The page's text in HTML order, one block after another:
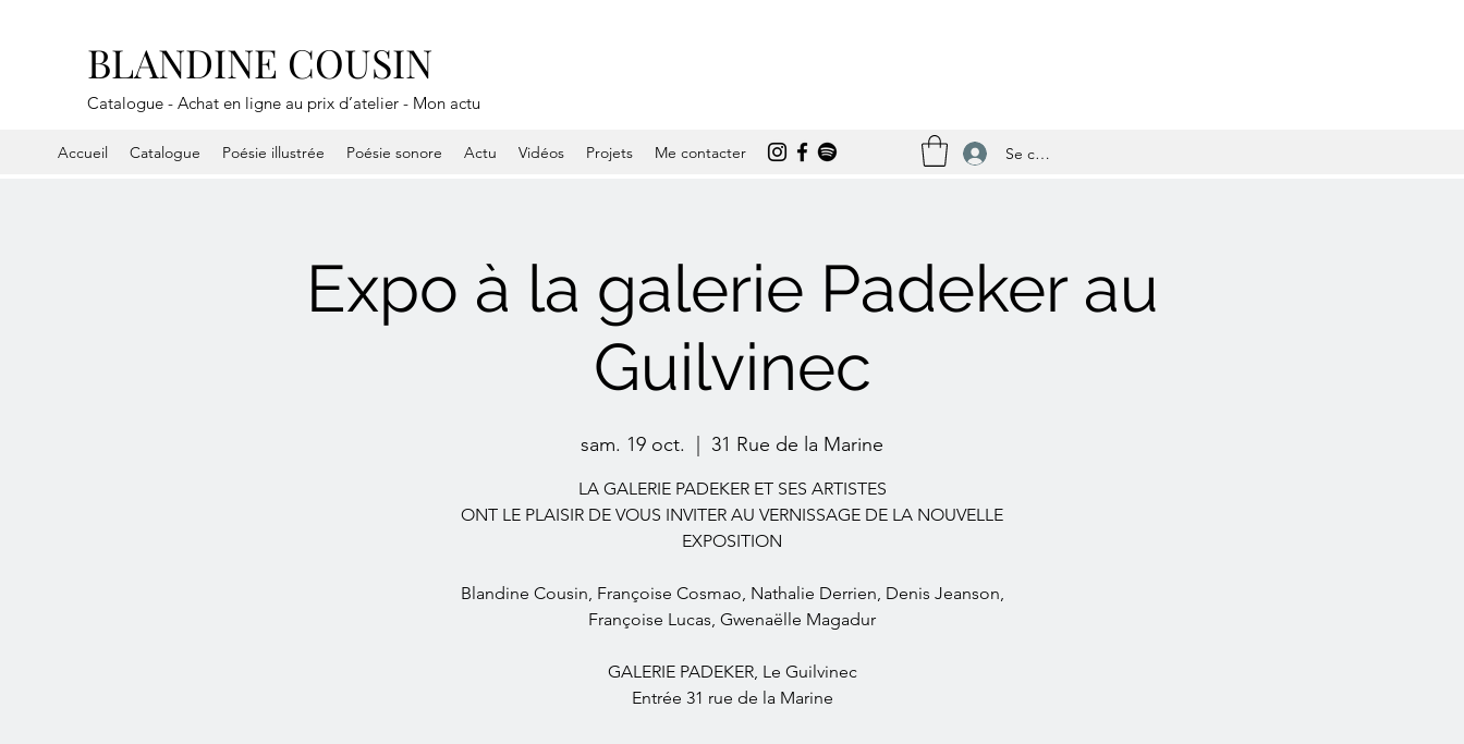
BLANDINE COUSIN
Catalogue - Achat en ligne au prix d’atelier - Mon actu
Accueil Catalogue Poésie illustrée Poésie sonore Actu Vidéos Projets Me contacter Se connecter
Expo à la galerie Padeker au
Guilvinec
sam. 19 oct.
  |
31 Rue de la Marine
LA GALERIE PADEKER ET SES ARTISTES
ONT LE PLAISIR DE VOUS INVITER AU VERNISSAGE DE LA NOUVELLE
EXPOSITION
Blandine Cousin, Françoise Cosmao, Nathalie Derrien, Denis Jeanson,
Françoise Lucas, Gwenaëlle Magadur
GALERIE PADEKER, Le Guilvinec
Entrée 31 rue de la Marine